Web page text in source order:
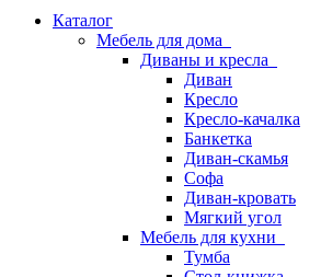
Каталог
Мебель для дома
Диваны и кресла
Диван
Кресло
Кресло-качалка
Банкетка
Диван-скамья
Софа
Диван-кровать
Мягкий угол
Мебель для кухни
Тумба